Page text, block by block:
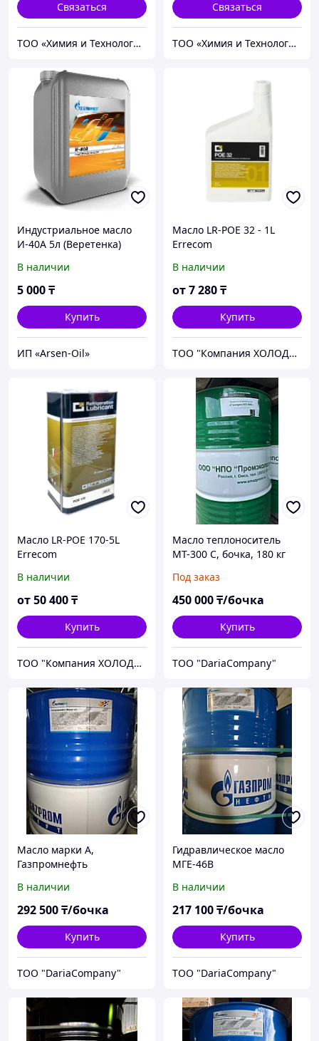
Связаться
ТОО «Химия и Технология»
Связаться
ТОО «Химия и Технология»
Индустриальное масло
И-40А 5л (Веретенка)
В наличии
5 000₸
Купить
ИП «Arsen-Oil»
Масло LR-POE 32 - 1L
Errecom
В наличии
от7 280₸
Купить
ТОО "Компания ХОЛОДОМ"
Масло LR-POE 170-5L
Errecom
В наличии
от50 400₸
Купить
ТОО "Компания ХОЛОДОМ"
Масло теплоноситель
МТ-300 С, бочка, 180 кг
Под заказ
450 000₸/бочка
Купить
TOO "DariaCompany"
Масло марки А,
Газпромнефть
В наличии
292 500₸/бочка
Купить
TOO "DariaCompany"
Гидравлическое масло
МГЕ-46B
В наличии
217 100₸/бочка
Купить
TOO "DariaCompany"